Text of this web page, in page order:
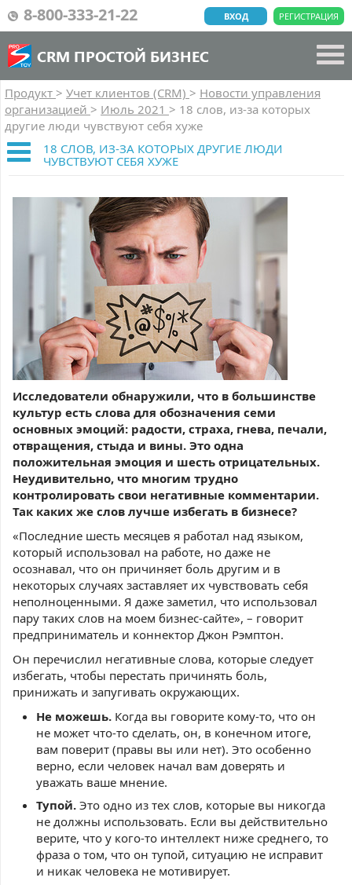
8-800-333-21-22 РЕГИСТРАЦИЯ
ВХОД
CRM ПРОСТОЙ БИЗНЕС
Продукт > Учет клиентов (CRM) > Новости управления
организацией > Июль 2021 > 18 слов, из-за которых
другие люди чувствуют себя хуже
18 СЛОВ, ИЗ-ЗА КОТОРЫХ ДРУГИЕ ЛЮДИ
ЧУВСТВУЮТ СЕБЯ ХУЖЕ
Исследователи обнаружили, что в большинстве
культур есть слова для обозначения семи
основных эмоций: радости, страха, гнева, печали,
отвращения, стыда и вины. Это одна
положительная эмоция и шесть отрицательных.
Неудивительно, что многим трудно
контролировать свои негативные комментарии.
Так каких же слов лучше избегать в бизнесе?
«Последние шесть месяцев я работал над языком,
который использовал на работе, но даже не
осознавал, что он причиняет боль другим и в
некоторых случаях заставляет их чувствовать себя
неполноценными. Я даже заметил, что использовал
пару таких слов на моем бизнес-сайте», – говорит
предприниматель и коннектор Джон Рэмптон.
Он перечислил негативные слова, которые следует
избегать, чтобы перестать причинять боль,
принижать и запугивать окружающих.
Не можешь. Когда вы говорите кому-то, что он
не может что-то сделать, он, в конечном итоге,
вам поверит (правы вы или нет). Это особенно
верно, если человек начал вам доверять и
уважать ваше мнение.
Тупой. Это одно из тех слов, которые вы никогда
не должны использовать. Если вы действительно
верите, что у кого-то интеллект ниже среднего, то
фраза о том, что он тупой, ситуацию не исправит
и никак человека не мотивирует.